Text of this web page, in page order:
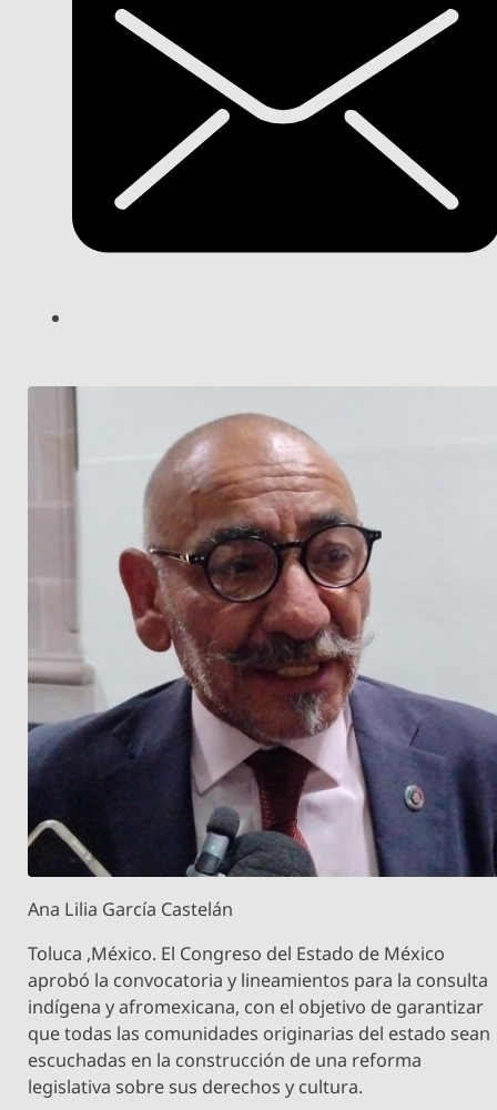
Ana Lilia García Castelán
Toluca ,México. El Congreso del Estado de México
aprobó la convocatoria y lineamientos para la consulta
indígena y afromexicana, con el objetivo de garantizar
que todas las comunidades originarias del estado sean
escuchadas en la construcción de una reforma
legislativa sobre sus derechos y cultura.